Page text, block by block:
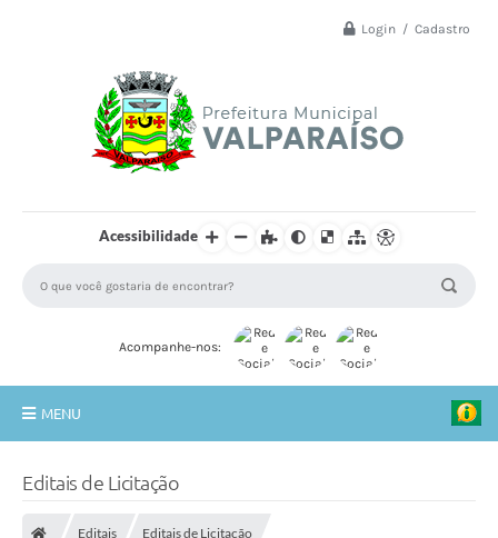
Login / Cadastro
Acessibilidade
Acompanhe-nos:
MENU
Editais de Licitação
Editais Editais de Licitação